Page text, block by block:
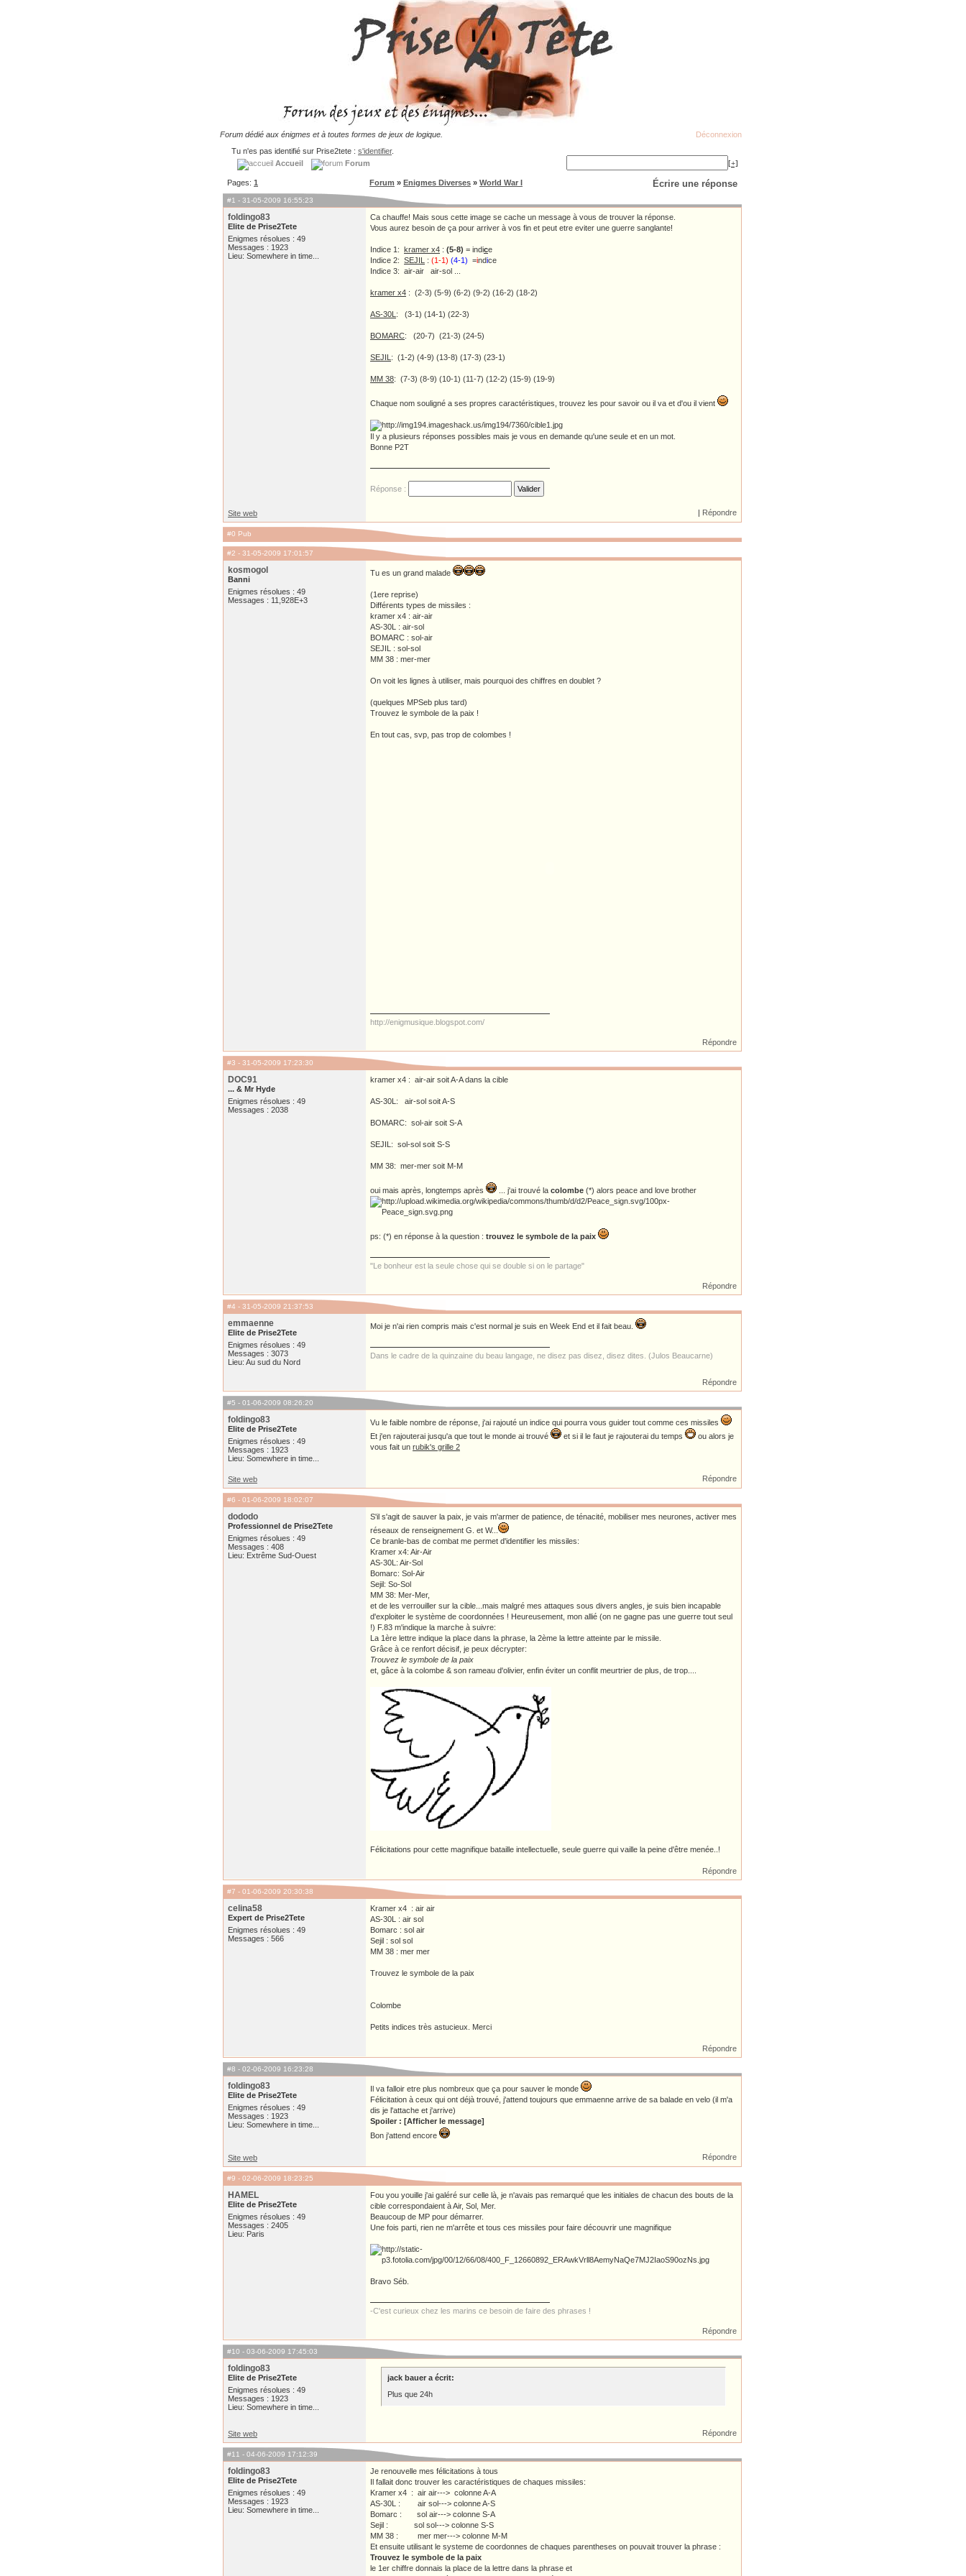
Forum dédié aux énigmes et à toutes formes de jeux de logique.
Déconnexion
Tu n'es pas identifié sur Prise2tete : s'identifier.
Accueil
Forum [+]
Pages: 1 Écrire une réponse
Forum » Enigmes Diverses » World War I
#1 - 31-05-2009 16:55:23
foldingo83
Elite de Prise2Tete
Enigmes résolues : 49
Messages : 1923
Lieu: Somewhere in time...
Ca chauffe! Mais sous cette image se cache un message à vous de trouver la réponse.
Vous aurez besoin de ça pour arriver à vos fin et peut etre eviter une guerre sanglante!
Indice 1: kramer x4 : (5-8) = indice
Indice 2: SEJIL : (1-1) (4-1) =indice
Indice 3: air-air air-sol ...
kramer x4 : (2-3) (5-9) (6-2) (9-2) (16-2) (18-2)
AS-30L : (3-1) (14-1) (22-3)
BOMARC: (20-7) (21-3) (24-5)
SEJIL : (1-2) (4-9) (13-8) (17-3) (23-1)
MM 38: (7-3) (8-9) (10-1) (11-7) (12-2) (15-9) (19-9)
Chaque nom souligné a ses propres caractéristiques, trouvez les pour savoir ou il va et d'ou il vient
Il y a plusieurs réponses possibles mais je vous en demande qu'une seule et en un mot.
Bonne P2T
Réponse :
Site web | Répondre
#0 Pub
#2 - 31-05-2009 17:01:57
kosmogol
Banni
Enigmes résolues : 49
Messages : 11,928E+3
Tu es un grand malade
(1ere reprise)
Différents types de missiles :
kramer x4 : air-air
AS-30L : air-sol
BOMARC : sol-air
SEJIL : sol-sol
MM 38 : mer-mer
On voit les lignes à utiliser, mais pourquoi des chiffres en doublet ?
(quelques MPSeb plus tard)
Trouvez le symbole de la paix !
En tout cas, svp, pas trop de colombes !
http://enigmusique.blogspot.com/
Répondre
#3 - 31-05-2009 17:23:30
DOC91
... & Mr Hyde
Enigmes résolues : 49
Messages : 2038
kramer x4 : air-air soit A-A dans la cible
AS-30L: air-sol soit A-S
BOMARC: sol-air soit S-A
SEJIL: sol-sol soit S-S
MM 38: mer-mer soit M-M
oui mais après, longtemps après ... j'ai trouvé la colombe (*) alors peace and love brother
ps: (*) en réponse à la question : trouvez le symbole de la paix
"Le bonheur est la seule chose qui se double si on le partage"
Répondre
#4 - 31-05-2009 21:37:53
emmaenne
Elite de Prise2Tete
Enigmes résolues : 49
Messages : 3073
Lieu: Au sud du Nord
Moi je n'ai rien compris mais c'est normal je suis en Week End et il fait beau.
Dans le cadre de la quinzaine du beau langage, ne disez pas disez, disez dites. (Julos Beaucarne)
Répondre
#5 - 01-06-2009 08:26:20
foldingo83
Elite de Prise2Tete
Enigmes résolues : 49
Messages : 1923
Lieu: Somewhere in time...
Vu le faible nombre de réponse, j'ai rajouté un indice qui pourra vous guider tout comme ces missiles
Et j'en rajouterai jusqu'a que tout le monde ai trouvé
et si il le faut je rajouterai du temps
ou alors je
vous fait un rubik's grille 2
Site web Répondre
#6 - 01-06-2009 18:02:07
dododo
Professionnel de Prise2Tete
Enigmes résolues : 49
Messages : 408
Lieu: Extrême Sud-Ouest
S'il s'agit de sauver la paix, je vais m'armer de patience, de ténacité, mobiliser mes neurones, activer mes
réseaux de renseignement G. et W...
Ce branle-bas de combat me permet d'identifier les missiles:
Kramer x4: Air-Air
AS-30L: Air-Sol
Bomarc: Sol-Air
Sejil: So-Sol
MM 38: Mer-Mer,
et de les verrouiller sur la cible...mais malgré mes attaques sous divers angles, je suis bien incapable
d'exploiter le système de coordonnées ! Heureusement, mon allié (on ne gagne pas une guerre tout seul
!) F.83 m'indique la marche à suivre:
La 1ère lettre indique la place dans la phrase, la 2ème la lettre atteinte par le missile.
Grâce à ce renfort décisif, je peux décrypter:
Trouvez le symbole de la paix
et, gâce à la colombe & son rameau d'olivier, enfin éviter un conflit meurtrier de plus, de trop....
Félicitations pour cette magnifique bataille intellectuelle, seule guerre qui vaille la peine d'être menée..!
Répondre
#7 - 01-06-2009 20:30:38
celina58
Expert de Prise2Tete
Enigmes résolues : 49
Messages : 566
Kramer x4 : air air
AS-30L : air sol
Bomarc : sol air
Sejil : sol sol
MM 38 : mer mer
Trouvez le symbole de la paix
Colombe
Petits indices très astucieux. Merci
Répondre
#8 - 02-06-2009 16:23:28
foldingo83
Elite de Prise2Tete
Enigmes résolues : 49
Messages : 1923
Lieu: Somewhere in time...
Il va falloir etre plus nombreux que ça pour sauver le monde
Félicitation à ceux qui ont déjà trouvé, j'attend toujours que emmaenne arrive de sa balade en velo (il m'a
dis je l'attache et j'arrive)
Spoiler : [Afficher le message]
Bon j'attend encore
Site web Répondre
#9 - 02-06-2009 18:23:25
HAMEL
Elite de Prise2Tete
Enigmes résolues : 49
Messages : 2405
Lieu: Paris
Fou you youille j'ai galéré sur celle là, je n'avais pas remarqué que les initiales de chacun des bouts de la
cible correspondaient à Air, Sol, Mer.
Beaucoup de MP pour démarrer.
Une fois parti, rien ne m'arrête et tous ces missiles pour faire découvrir une magnifique
Bravo Séb.
-C'est curieux chez les marins ce besoin de faire des phrases !
Répondre
#10 - 03-06-2009 17:45:03
foldingo83
Elite de Prise2Tete
Enigmes résolues : 49
Messages : 1923
Lieu: Somewhere in time...
jack bauer a écrit:
Plus que 24h
Site web Répondre
#11 - 04-06-2009 17:12:39
foldingo83
Elite de Prise2Tete
Enigmes résolues : 49
Messages : 1923
Lieu: Somewhere in time...
Je renouvelle mes félicitations à tous
Il fallait donc trouver les caractéristiques de chaques missiles:
Kramer x4 : air air---> colonne A-A
AS-30L : air sol---> colonne A-S
Bomarc : sol air---> colonne S-A
Sejil : sol sol---> colonne S-S
MM 38 : mer mer---> colonne M-M
Et ensuite utilisant le systeme de coordonnes de chaques parentheses on pouvait trouver la phrase :
Trouvez le symbole de la paix
le 1er chiffre donnais la place de la lettre dans la phrase et